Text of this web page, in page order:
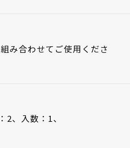
み合わせてご使用くださ
2、 入数：1、